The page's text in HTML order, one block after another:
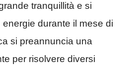
tranquillità e si
durante il mese di
si preannuncia una
per risolvere diversi